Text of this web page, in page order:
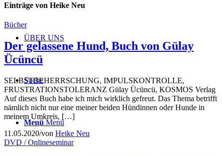
ÜBER UNS
Suche
Menü Menü
Einträge von Heike Neu
Bücher
Der gelassene Hund, Buch von Gülay
Ücüncü
SELBSTBEHERRSCHUNG, IMPULSKONTROLLE,
FRUSTRATIONSTOLERANZ Gülay Ücüncü, KOSMOS Verlag
Auf dieses Buch habe ich mich wirklich gefreut. Das Thema betrifft
nämlich nicht nur eine meiner beiden Hündinnen oder Hunde in
meinem Umkreis, […]
11.05.2020/von Heike Neu
DVD / Onlineseminar